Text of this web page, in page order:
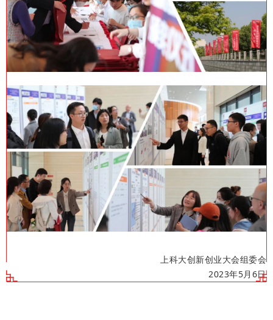
上科大创新创业大会组委会
2023年5月6日